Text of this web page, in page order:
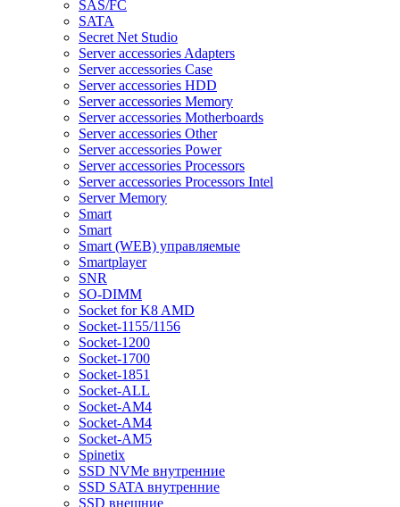
SAS/FC
SATA
Secret Net Studio
Server accessories Adapters
Server accessories Case
Server accessories HDD
Server accessories Memory
Server accessories Motherboards
Server accessories Other
Server accessories Power
Server accessories Processors
Server accessories Processors Intel
Server Memory
Smart
Smart
Smart (WEB) управляемые
Smartplayer
SNR
SO-DIMM
Socket for K8 AMD
Socket-1155/1156
Socket-1200
Socket-1700
Socket-1851
Socket-ALL
Socket-AM4
Socket-AM4
Socket-AM5
Spinetix
SSD NVMe внутренние
SSD SATA внутренние
SSD внешние